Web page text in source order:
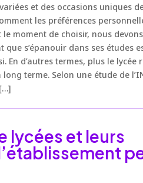
et des occasions uniques
les préférences
moment de choisir, nous
s’épanouir dans ses études
En d’autres termes, plus le lycée
terme. Selon une étude de
lycées et leurs